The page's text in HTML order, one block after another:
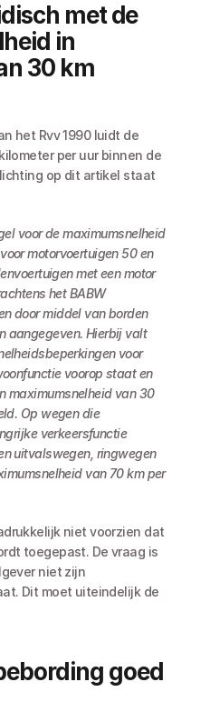
met de
in
30 km
het Rvv 1990 luidt de
per uur binnen de
op dit artikel staat
voor de maximumsnelheid
motorvoertuigen 50 en
met een motor
het BABW
door middel van borden
aangegeven. Hierbij valt
voor
voorop staat en
maximumsnelheid van 30
Op wegen die
verkeersfunctie
uitvalswegen, ringwegen
van 70 km per
niet voorzien dat
toegepast. De vraag is
niet zijn
Dit moet uiteindelijk de
goed